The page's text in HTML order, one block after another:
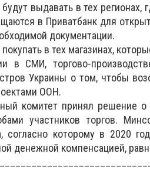
выдавать в тех регионах,
в Приватбанк для
документации.
в тех магазинах,
в СМИ, торгово-
Украины о том, чтобы
ООН.
комитет принял решение
участников торгов.
согласно которому в 2020
денежной компенсацией,